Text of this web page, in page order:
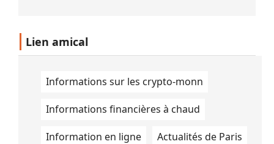
Lien amical
Informations sur les crypto-monn
Informations financières à chaud
Information en ligne Actualités de Paris